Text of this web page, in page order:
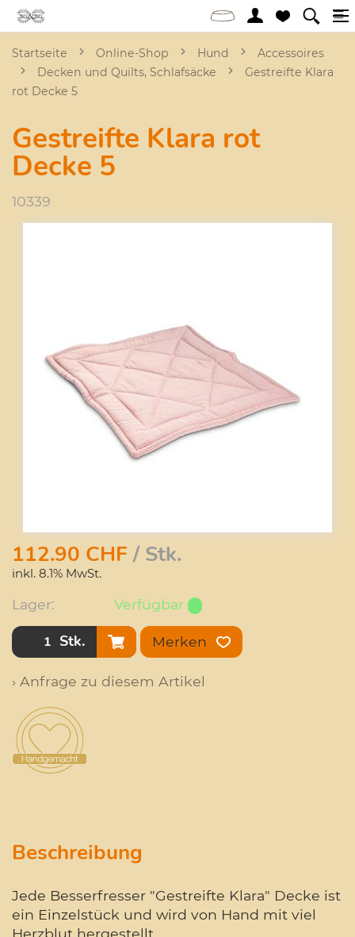
Startseite Online-Shop Hund
Accessoires
Decken und Quilts, Schlafsäcke
Gestreifte Klara
rot Decke 5
Gestreifte Klara rot
Decke 5
10339
112.90 CHF/ Stk.
inkl. 8.1% MwSt.
Lager: Verfügbar
Stk. Merken
› Anfrage zu diesem Artikel
Beschreibung
Jede Besserfresser "Gestreifte Klara" Decke ist
ein Einzelstück und wird von Hand mit viel
Herzblut hergestellt.